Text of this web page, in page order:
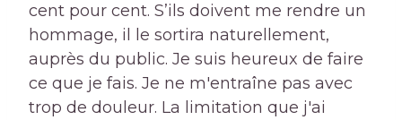
cent pour cent. S’ils doivent me rendre un
hommage, il le sortira naturellement,
auprès du public. Je suis heureux de faire
ce que je fais. Je ne m'entraîne pas avec
trop de douleur. La limitation que j'ai